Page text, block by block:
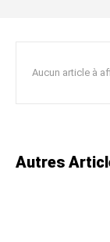
Aucun article à
Autres